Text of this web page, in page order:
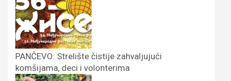
PANČEVO: Strelište čistije zahvaljujući
komšijama, deci i volonterima